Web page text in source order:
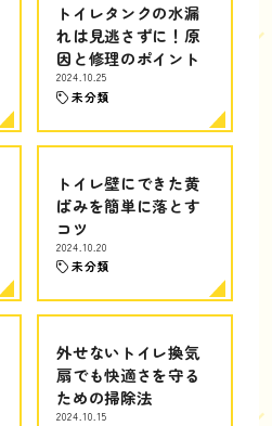
トイレタンクの水漏
れは見逃さずに！原
因と修理のポイント
2024.10.25
未分類
トイレ壁にできた黄
ばみを簡単に落とす
コツ
2024.10.20
未分類
外せないトイレ換気
扇でも快適さを守る
ための掃除法
2024.10.15